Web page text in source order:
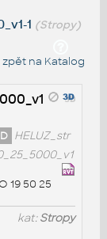
1 (Stropy)
zpět na Katalog
HELUZ_str
19 50 25
kat:Stropy